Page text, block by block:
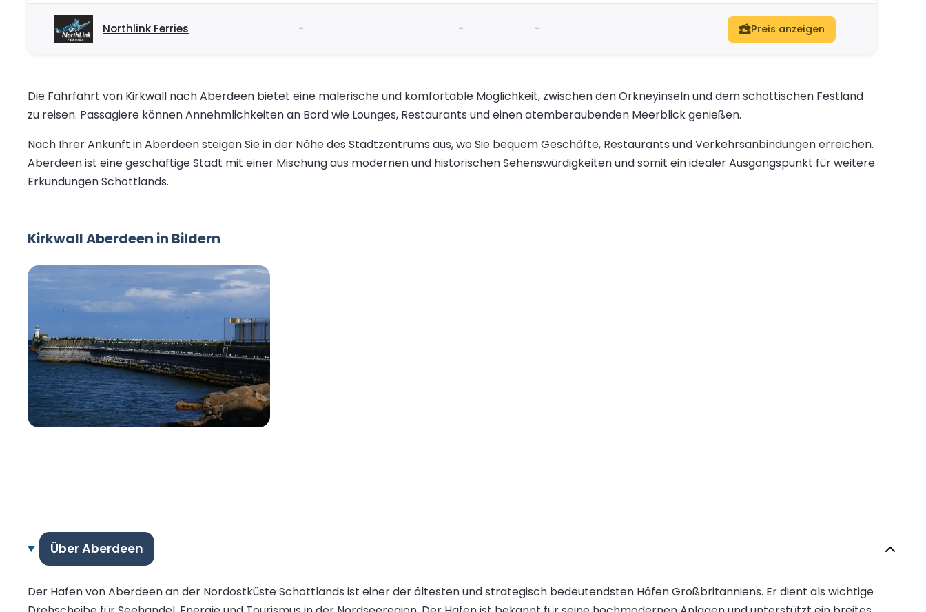
Northlink Ferries - - - Preis anzeigen
Die Fährfahrt von Kirkwall nach Aberdeen bietet eine malerische und komfortable Möglichkeit, zwischen den Orkneyinseln und dem schottischen Festland
zu reisen. Passagiere können Annehmlichkeiten an Bord wie Lounges, Restaurants und einen atemberaubenden Meerblick genießen.
Nach Ihrer Ankunft in Aberdeen steigen Sie in der Nähe des Stadtzentrums aus, wo Sie bequem Geschäfte, Restaurants und Verkehrsanbindungen erreichen.
Aberdeen ist eine geschäftige Stadt mit einer Mischung aus modernen und historischen Sehenswürdigkeiten und somit ein idealer Ausgangspunkt für weitere
Erkundungen Schottlands.
Kirkwall Aberdeen in Bildern
Über Aberdeen
Der Hafen von Aberdeen an der Nordostküste Schottlands ist einer der ältesten und strategisch bedeutendsten Häfen Großbritanniens. Er dient als wichtige